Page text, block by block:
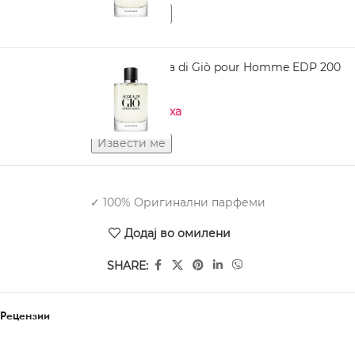
ARMANI Acqua di Giò pour Homme EDP 200
Нема на залиха
✓ 100% Оригинални парфеми
Додај во омилени
SHARE:
Рецензии